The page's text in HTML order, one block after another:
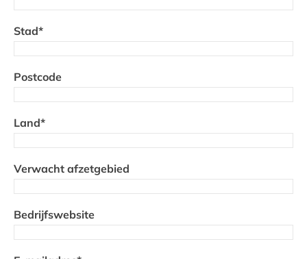
Stad*
Postcode
Land*
Verwacht afzetgebied
Bedrijfswebsite